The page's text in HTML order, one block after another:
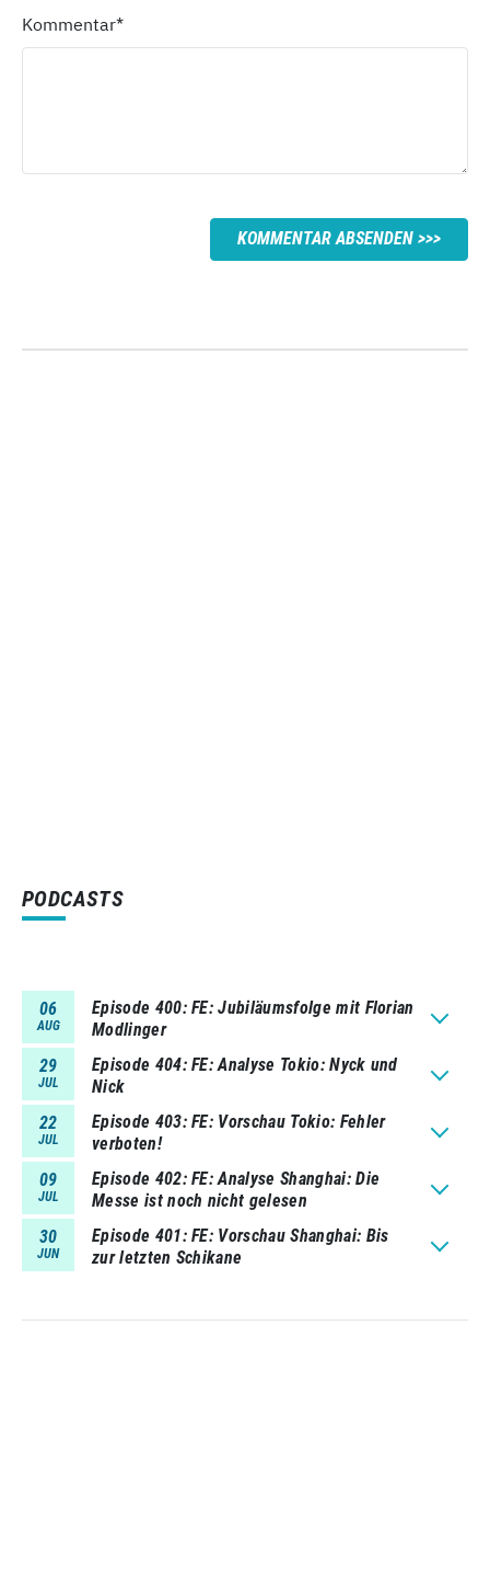
Kommentar*
KOMMENTAR ABSENDEN
PODCASTS
06
AUG
Episode 400 FE: Jubiläumsfolge mit Florian
Modlinger
29
JUL
Episode 404 FE: Analyse Tokio: Nyck und
Nick
22
JUL
Episode 403 FE: Vorschau Tokio: Fehler
verboten!
09
JUL
Episode 402 FE: Analyse Shanghai: Die
Messe ist noch nicht gelesen
30
JUN
Episode 401 FE: Vorschau Shanghai: Bis
zur letzten Schikane